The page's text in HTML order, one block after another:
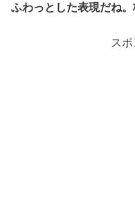
ふわっとした表現だね
ス